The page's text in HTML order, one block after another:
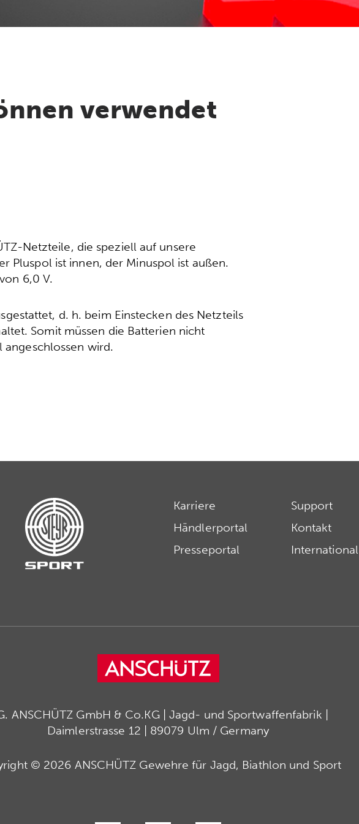
verwendet
Netzteile, die speziell auf unsere
Pluspol ist innen, der Minuspol ist außen.
6,0 V.
d. h. beim Einstecken des Netzteils
Somit müssen die Batterien nicht
wird.
Karriere
Händlerportal
Presseportal
Support
Kontakt
International
ANSCHÜTZ GmbH & Co.KG | Jagd- und Sportwaffenfabrik |
Daimlerstrasse 12 | 89079 Ulm / Germany
© 2026 ANSCHÜTZ Gewehre für Jagd, Biathlon und Sport